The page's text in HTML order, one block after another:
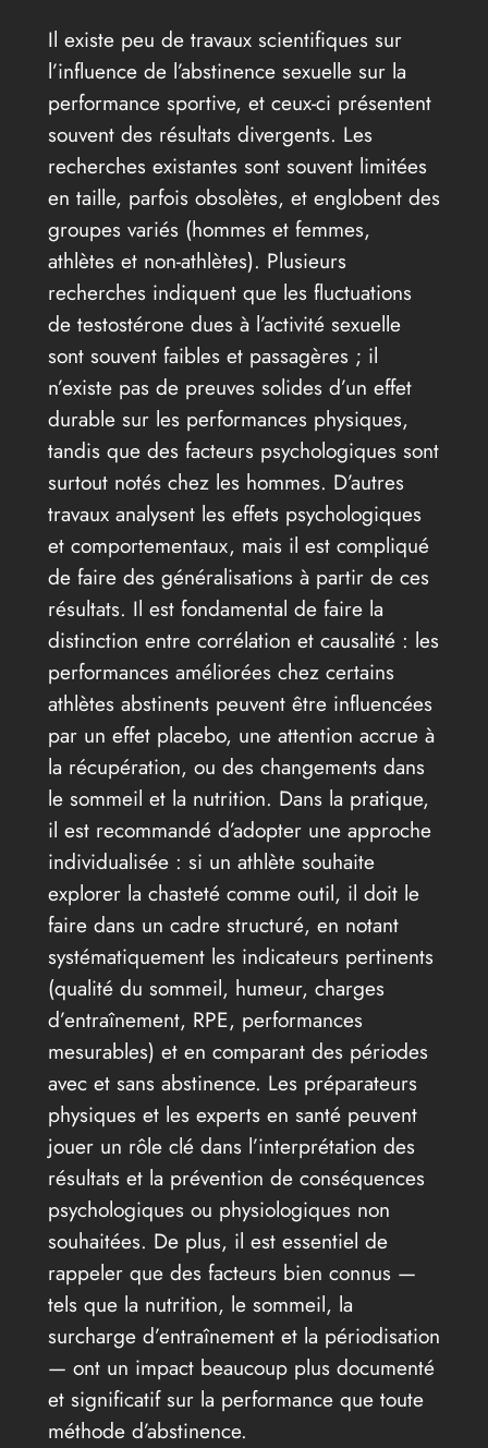
Il existe peu de travaux scientifiques sur
l’influence de l’abstinence sexuelle sur la
performance sportive, et ceux-ci présentent
souvent des résultats divergents. Les
recherches existantes sont souvent limitées
en taille, parfois obsolètes, et englobent des
groupes variés (hommes et femmes,
athlètes et non-athlètes). Plusieurs
recherches indiquent que les fluctuations
de testostérone dues à l’activité sexuelle
sont souvent faibles et passagères ; il
n’existe pas de preuves solides d’un effet
durable sur les performances physiques,
tandis que des facteurs psychologiques sont
surtout notés chez les hommes. D’autres
travaux analysent les effets psychologiques
et comportementaux, mais il est compliqué
de faire des généralisations à partir de ces
résultats. Il est fondamental de faire la
distinction entre corrélation et causalité : les
performances améliorées chez certains
athlètes abstinents peuvent être influencées
par un effet placebo, une attention accrue à
la récupération, ou des changements dans
le sommeil et la nutrition. Dans la pratique,
il est recommandé d’adopter une approche
individualisée : si un athlète souhaite
explorer la chasteté comme outil, il doit le
faire dans un cadre structuré, en notant
systématiquement les indicateurs pertinents
(qualité du sommeil, humeur, charges
d’entraînement, RPE, performances
mesurables) et en comparant des périodes
avec et sans abstinence. Les préparateurs
physiques et les experts en santé peuvent
jouer un rôle clé dans l’interprétation des
résultats et la prévention de conséquences
psychologiques ou physiologiques non
souhaitées. De plus, il est essentiel de
rappeler que des facteurs bien connus —
tels que la nutrition, le sommeil, la
surcharge d’entraînement et la périodisation
— ont un impact beaucoup plus documenté
et significatif sur la performance que toute
méthode d’abstinence.